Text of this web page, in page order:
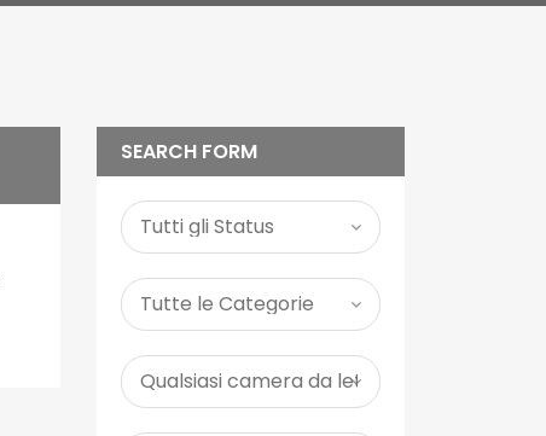
SEARCH FORM